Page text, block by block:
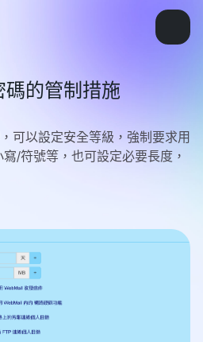
碼的管制措施
可以設定安全等級，強制要求用
/符號等，也可設定必要長度，